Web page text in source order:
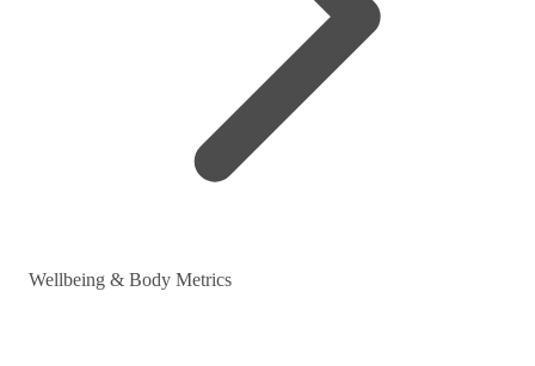
Wellbeing & Body Metrics